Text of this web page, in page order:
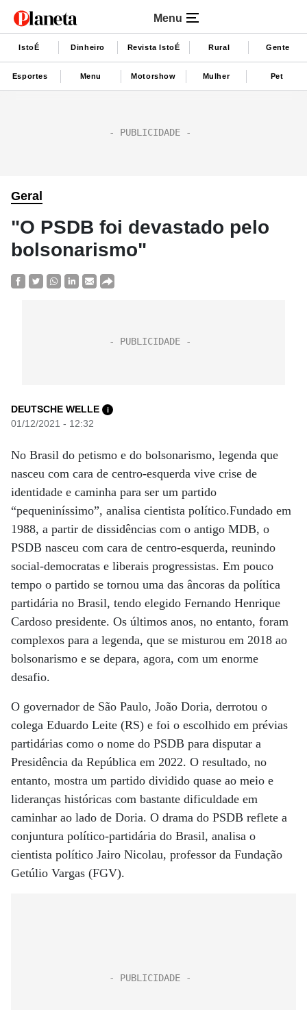
Menu
IstoÉ Dinheiro Revista IstoÉ Rural Gente
Esportes Menu Motorshow Mulher Pet
Geral
"O PSDB foi devastado pelo
bolsonarismo"
DEUTSCHE WELLE i
01/12/2021 - 12:32
No Brasil do petismo e do bolsonarismo, legenda que
nasceu com cara de centro-esquerda vive crise de
identidade e caminha para ser um partido
“pequeniníssimo”, analisa cientista político.Fundado em
1988, a partir de dissidências com o antigo MDB, o
PSDB nasceu com cara de centro-esquerda, reunindo
social-democratas e liberais progressistas. Em pouco
tempo o partido se tornou uma das âncoras da política
partidária no Brasil, tendo elegido Fernando Henrique
Cardoso presidente. Os últimos anos, no entanto, foram
complexos para a legenda, que se misturou em 2018 ao
bolsonarismo e se depara, agora, com um enorme
desafio.
O governador de São Paulo, João Doria, derrotou o
colega Eduardo Leite (RS) e foi o escolhido em prévias
partidárias como o nome do PSDB para disputar a
Presidência da República em 2022. O resultado, no
entanto, mostra um partido dividido quase ao meio e
lideranças históricas com bastante dificuldade em
caminhar ao lado de Doria. O drama do PSDB reflete a
conjuntura político-partidária do Brasil, analisa o
cientista político Jairo Nicolau, professor da Fundação
Getúlio Vargas (FGV).